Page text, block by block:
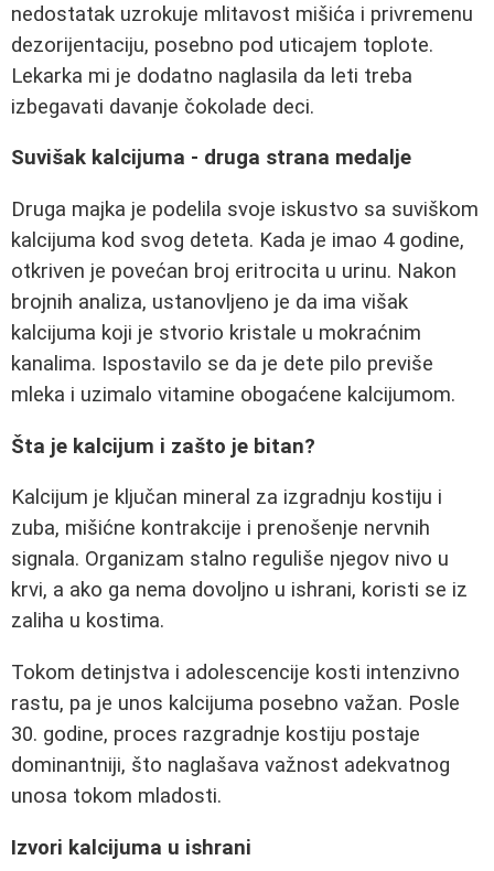
nedostatak uzrokuje mlitavost mišića i privremenu
dezorijentaciju, posebno pod uticajem toplote.
Lekarka mi je dodatno naglasila da leti treba
izbegavati davanje čokolade deci.
Suvišak kalcijuma - druga strana medalje
Druga majka je podelila svoje iskustvo sa suviškom
kalcijuma kod svog deteta. Kada je imao 4 godine,
otkriven je povećan broj eritrocita u urinu. Nakon
brojnih analiza, ustanovljeno je da ima višak
kalcijuma koji je stvorio kristale u mokraćnim
kanalima. Ispostavilo se da je dete pilo previše
mleka i uzimalo vitamine obogaćene kalcijumom.
Šta je kalcijum i zašto je bitan?
Kalcijum je ključan mineral za izgradnju kostiju i
zuba, mišićne kontrakcije i prenošenje nervnih
signala. Organizam stalno reguliše njegov nivo u
krvi, a ako ga nema dovoljno u ishrani, koristi se iz
zaliha u kostima.
Tokom detinjstva i adolescencije kosti intenzivno
rastu, pa je unos kalcijuma posebno važan. Posle
30. godine, proces razgradnje kostiju postaje
dominantniji, što naglašava važnost adekvatnog
unosa tokom mladosti.
Izvori kalcijuma u ishrani